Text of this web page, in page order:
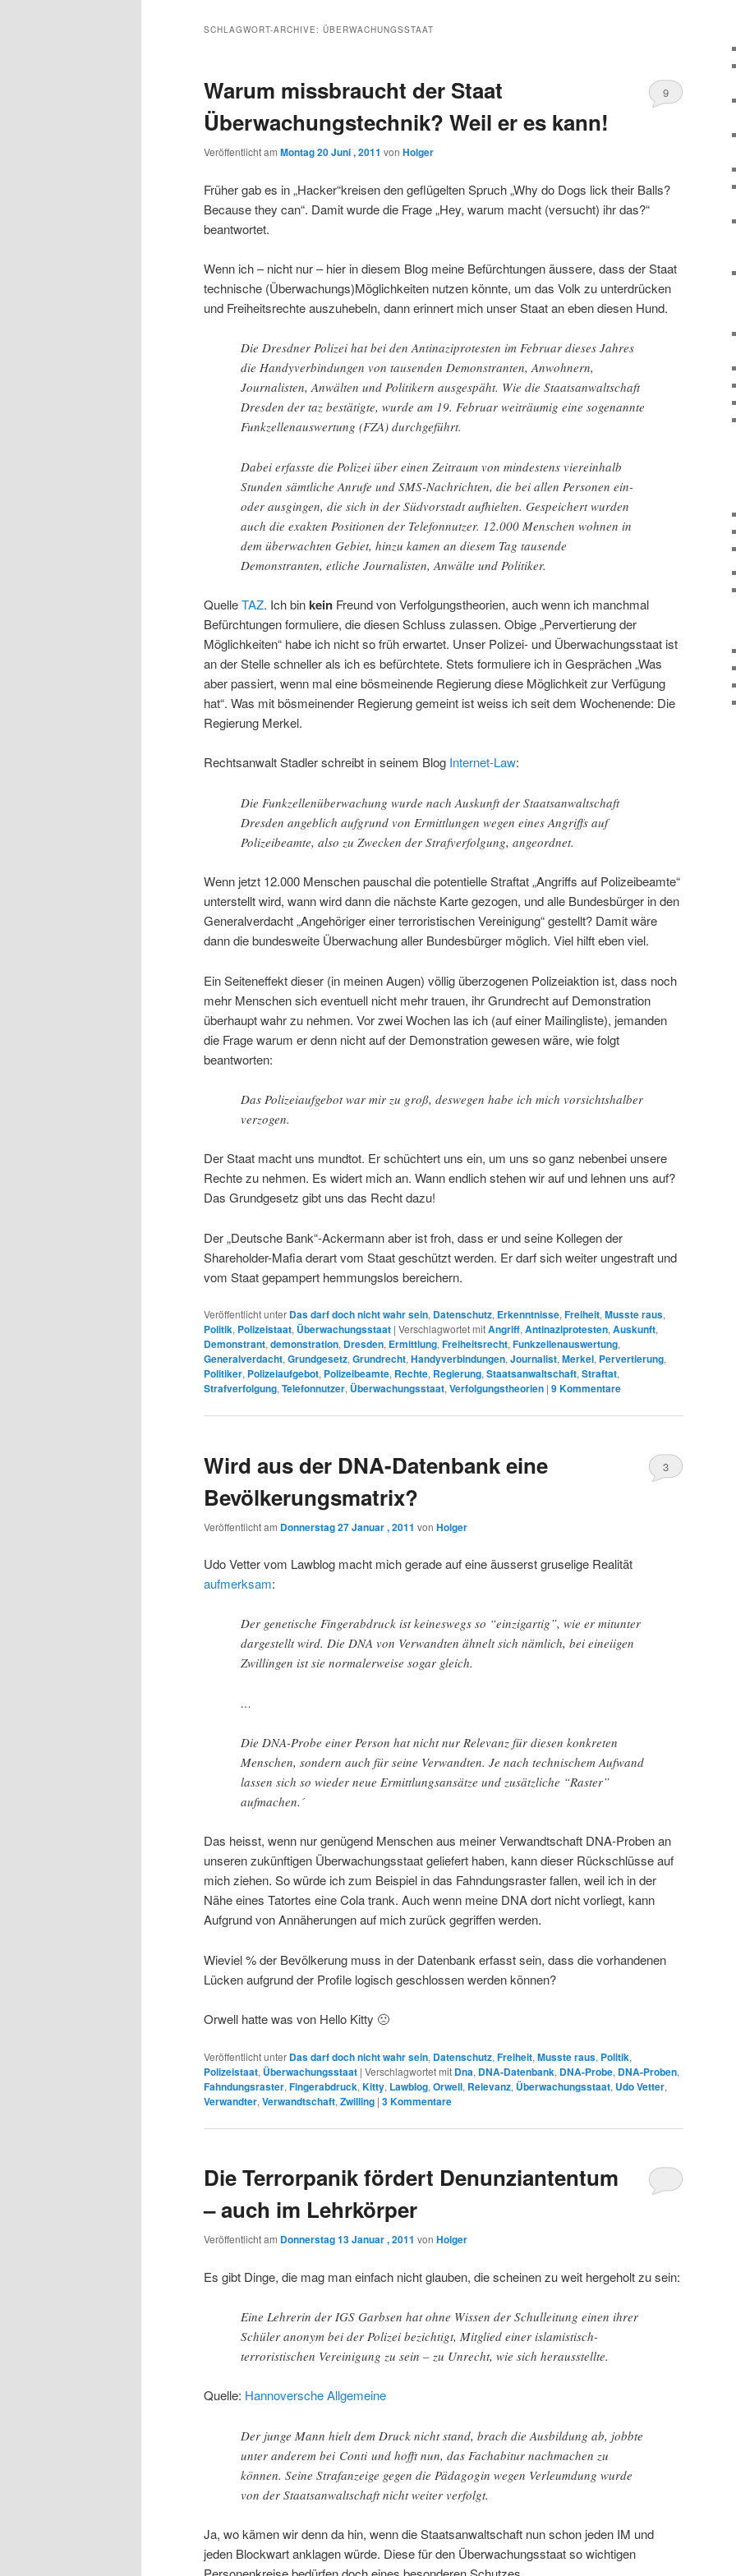
wechseln
SCHLAGWORT-ARCHIVE: ÜBERWACHUNGSSTAAT
Warum missbraucht der Staat
Überwachungstechnik? Weil er es kann!
Veröffentlicht am Montag 20 Juni , 2011 von Holger
9
Früher gab es in „Hacker“kreisen den geflügelten Spruch „Why do Dogs lick their Balls?
Because they can“. Damit wurde die Frage „Hey, warum macht (versucht) ihr das?“
beantwortet.
Wenn ich – nicht nur – hier in diesem Blog meine Befürchtungen äussere, dass der Staat
technische (Überwachungs)Möglichkeiten nutzen könnte, um das Volk zu unterdrücken
und Freiheitsrechte auszuhebeln, dann erinnert mich unser Staat an eben diesen Hund.
Die Dresdner Polizei hat bei den Antinaziprotesten im Februar dieses Jahres
die Handyverbindungen von tausenden Demonstranten, Anwohnern,
Journalisten, Anwälten und Politikern ausgespäht. Wie die Staatsanwaltschaft
Dresden der taz bestätigte, wurde am 19. Februar weiträumig eine sogenannte
Funkzellenauswertung (FZA) durchgeführt.
Dabei erfasste die Polizei über einen Zeitraum von mindestens viereinhalb
Stunden sämtliche Anrufe und SMS-Nachrichten, die bei allen Personen ein-
oder ausgingen, die sich in der Südvorstadt aufhielten. Gespeichert wurden
auch die exakten Positionen der Telefonnutzer. 12.000 Menschen wohnen in
dem überwachten Gebiet, hinzu kamen an diesem Tag tausende
Demonstranten, etliche Journalisten, Anwälte und Politiker.
QuelleTAZ. Ich binkein Freund von Verfolgungstheorien, auch wenn ich manchmal
Befürchtungen formuliere, die diesen Schluss zulassen. Obige „Pervertierung der
Möglichkeiten“ habe ich nicht so früh erwartet. Unser Polizei- und Überwachungsstaat ist
an der Stelle schneller als ich es befürchtete. Stets formuliere ich in Gesprächen „Was
aber passiert, wenn mal eine bösmeinende Regierung diese Möglichkeit zur Verfügung
hat“. Was mit bösmeinender Regierung gemeint ist weiss ich seit dem Wochenende: Die
Regierung Merkel.
Rechtsanwalt Stadler schreibt in seinem Blog Internet-Law:
Die Funkzellenüberwachung wurde nach Auskunft der Staatsanwaltschaft
Dresden angeblich aufgrund von Ermittlungen wegen eines Angriffs auf
Polizeibeamte, also zu Zwecken der Strafverfolgung, angeordnet.
Wenn jetzt 12.000 Menschen pauschal die potentielle Straftat „Angriffs auf Polizeibeamte“
unterstellt wird, wann wird dann die nächste Karte gezogen, und alle Bundesbürger in den
Generalverdacht „Angehöriger einer terroristischen Vereinigung“ gestellt? Damit wäre
dann die bundesweite Überwachung aller Bundesbürger möglich. Viel hilft eben viel.
Ein Seiteneffekt dieser (in meinen Augen) völlig überzogenen Polizeiaktion ist, dass noch
mehr Menschen sich eventuell nicht mehr trauen, ihr Grundrecht auf Demonstration
überhaupt wahr zu nehmen. Vor zwei Wochen las ich (auf einer Mailingliste), jemanden
die Frage warum er denn nicht auf der Demonstration gewesen wäre, wie folgt
beantworten:
Das Polizeiaufgebot war mir zu groß, deswegen habe ich mich vorsichtshalber
verzogen.
Der Staat macht uns mundtot. Er schüchtert uns ein, um uns so ganz nebenbei unsere
Rechte zu nehmen. Es widert mich an. Wann endlich stehen wir auf und lehnen uns auf?
Das Grundgesetz gibt uns das Recht dazu!
Der „Deutsche Bank“-Ackermann aber ist froh, dass er und seine Kollegen der
Shareholder-Mafia derart vom Staat geschützt werden. Er darf sich weiter ungestraft und
vom Staat gepampert hemmungslos bereichern.
Veröffentlicht unter Das darf doch nicht wahr sein, Datenschutz, Erkenntnisse, Freiheit, Musste raus,
Politik, Polizeistaat, Überwachungsstaat | Verschlagwortet mitAngriff, Antinaziprotesten, Auskunft,
Demonstrant, demonstration, Dresden, Ermittlung, Freiheitsrecht, Funkzellenauswertung,
Generalverdacht, Grundgesetz, Grundrecht, Handyverbindungen, Journalist, Merkel, Pervertierung,
Politiker, Polizeiaufgebot, Polizeibeamte, Rechte, Regierung, Staatsanwaltschaft, Straftat,
Strafverfolgung, Telefonnutzer, Überwachungsstaat, Verfolgungstheorien | 9Kommentare
Wird aus der DNA-Datenbank eine
Bevölkerungsmatrix?
Veröffentlicht am Donnerstag 27 Januar , 2011 von Holger
3
Udo Vetter vom Lawblog macht mich gerade auf eine äusserst gruselige Realität
aufmerksam:
Der genetische Fingerabdruck ist keineswegs so “einzigartig”, wie er mitunter
dargestellt wird. Die DNA von Verwandten ähnelt sich nämlich, bei eineiigen
Zwillingen ist sie normalerweise sogar gleich.
…
Die DNA-Probe einer Person hat nicht nur Relevanz für diesen konkreten
Menschen, sondern auch für seine Verwandten. Je nach technischem Aufwand
lassen sich so wieder neue Ermittlungsansätze und zusätzliche “Raster”
aufmachen.´
Das heisst, wenn nur genügend Menschen aus meiner Verwandtschaft DNA-Proben an
unseren zukünftigen Überwachungsstaat geliefert haben, kann dieser Rückschlüsse auf
mich ziehen. So würde ich zum Beispiel in das Fahndungsraster fallen, weil ich in der
Nähe eines Tatortes eine Cola trank. Auch wenn meine DNA dort nicht vorliegt, kann
Aufgrund von Annäherungen auf mich zurück gegriffen werden.
Wieviel % der Bevölkerung muss in der Datenbank erfasst sein, dass die vorhandenen
Lücken aufgrund der Profile logisch geschlossen werden können?
Orwell hatte was von Hello Kitty 🙁
Veröffentlicht unter Das darf doch nicht wahr sein, Datenschutz, Freiheit, Musste raus, Politik,
Polizeistaat, Überwachungsstaat | Verschlagwortet mit Dna, DNA-Datenbank, DNA-Probe, DNA-Proben,
Fahndungsraster, Fingerabdruck, Kitty, Lawblog, Orwell, Relevanz, Überwachungsstaat, Udo Vetter,
Verwandter, Verwandtschaft, Zwilling | 3Kommentare
Die Terrorpanik fördert Denunziantentum
– auch im Lehrkörper
Veröffentlicht am Donnerstag 13 Januar , 2011 von Holger
Es gibt Dinge, die mag man einfach nicht glauben, die scheinen zu weit hergeholt zu sein:
Eine Lehrerin der IGS Garbsen hat ohne Wissen der Schulleitung einen ihrer
Schüler anonym bei der Polizei bezichtigt, Mitglied einer islamistisch-
terroristischen Vereinigung zu sein – zu Unrecht, wie sich herausstellte.
Quelle: Hannoversche Allgemeine
Der junge Mann hielt dem Druck nicht stand, brach die Ausbildung ab, jobbte
unter anderem bei Conti und hofft nun, das Fachabitur nachmachen zu
können. Seine Strafanzeige gegen die Pädagogin wegen Verleumdung wurde
von der Staatsanwaltschaft nicht weiter verfolgt.
Ja, wo kämen wir denn da hin, wenn die Staatsanwaltschaft nun schon jeden IM und
jeden Blockwart anklagen würde. Diese für den Überwachungsstaat so wichtigen